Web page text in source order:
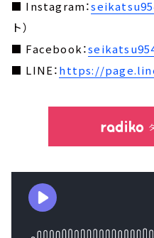
■ Instagram：
ト）
■ Facebook：
■ LINE：https://